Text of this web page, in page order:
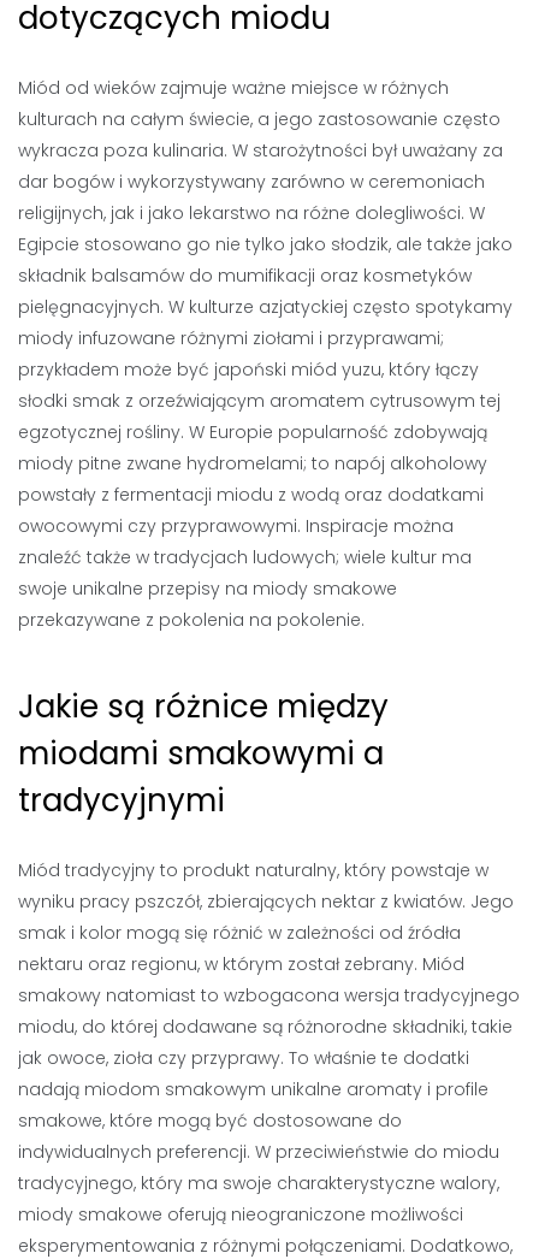
dotyczących miodu
Miód od wieków zajmuje ważne miejsce w różnych
kulturach na całym świecie, a jego zastosowanie często
wykracza poza kulinaria. W starożytności był uważany za
dar bogów i wykorzystywany zarówno w ceremoniach
religijnych, jak i jako lekarstwo na różne dolegliwości. W
Egipcie stosowano go nie tylko jako słodzik, ale także jako
składnik balsamów do mumifikacji oraz kosmetyków
pielęgnacyjnych. W kulturze azjatyckiej często spotykamy
miody infuzowane różnymi ziołami i przyprawami;
przykładem może być japoński miód yuzu, który łączy
słodki smak z orzeźwiającym aromatem cytrusowym tej
egzotycznej rośliny. W Europie popularność zdobywają
miody pitne zwane hydromelami; to napój alkoholowy
powstały z fermentacji miodu z wodą oraz dodatkami
owocowymi czy przyprawowymi. Inspiracje można
znaleźć także w tradycjach ludowych; wiele kultur ma
swoje unikalne przepisy na miody smakowe
przekazywane z pokolenia na pokolenie.
Jakie są różnice między
miodami smakowymi a
tradycyjnymi
Miód tradycyjny to produkt naturalny, który powstaje w
wyniku pracy pszczół, zbierających nektar z kwiatów. Jego
smak i kolor mogą się różnić w zależności od źródła
nektaru oraz regionu, w którym został zebrany. Miód
smakowy natomiast to wzbogacona wersja tradycyjnego
miodu, do której dodawane są różnorodne składniki, takie
jak owoce, zioła czy przyprawy. To właśnie te dodatki
nadają miodom smakowym unikalne aromaty i profile
smakowe, które mogą być dostosowane do
indywidualnych preferencji. W przeciwieństwie do miodu
tradycyjnego, który ma swoje charakterystyczne walory,
miody smakowe oferują nieograniczone możliwości
eksperymentowania z różnymi połączeniami. Dodatkowo,